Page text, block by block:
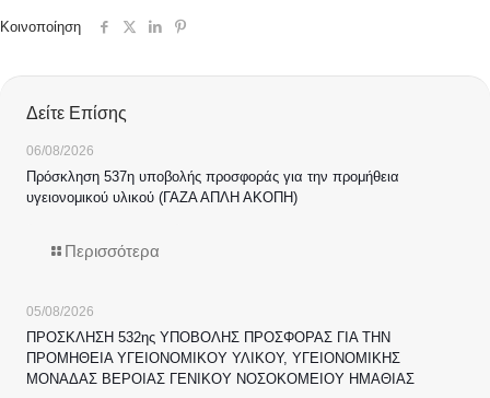
Κοινοποίηση
Δείτε Επίσης
06/08/2026
Πρόσκληση 537η υποβολής προσφοράς για την προμήθεια
υγειονομικού υλικού (ΓΑΖΑ ΑΠΛΗ ΑΚΟΠΗ)
Περισσότερα
05/08/2026
ΠΡΟΣΚΛΗΣΗ 532ης ΥΠΟΒΟΛΗΣ ΠΡΟΣΦΟΡΑΣ ΓΙΑ ΤΗΝ
ΠΡΟΜΗΘΕΙΑ ΥΓΕΙΟΝΟΜΙΚΟΥ ΥΛΙΚΟΥ, ΥΓΕΙΟΝΟΜΙΚΗΣ
ΜΟΝΑΔΑΣ ΒΕΡΟΙΑΣ ΓΕΝΙΚΟΥ ΝΟΣΟΚΟΜΕΙΟΥ ΗΜΑΘΙΑΣ